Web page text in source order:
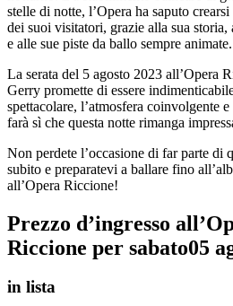
stelle di notte, l’Opera ha saputo
dei suoi visitatori, grazie alla sua storia,
e alle sue piste da ballo sempre animate.
La serata del 5 agosto 2023 all’Opera
Gerry promette di essere
spettacolare, l’atmosfera coinvolgente
farà sì che questa notte rimanga
Non perdete l’occasione di far parte di
subito e preparatevi a ballare fino
all’Opera Riccione!
Prezzo d’ingresso
Riccione per sabato05
in lista